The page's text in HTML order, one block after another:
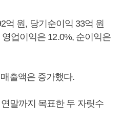
억 원, 당기순이익 33억 원
업이익은 12.0%, 순이익은
출액은 증가했다.
말까지 목표한 두 자릿수